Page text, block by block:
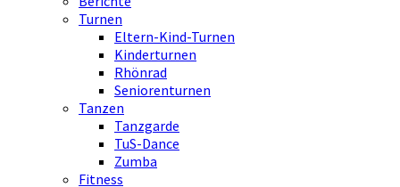
Turnen
Eltern-Kind-Turnen
Kinderturnen
Rhönrad
Seniorenturnen
Tanzen
Tanzgarde
TuS-Dance
Zumba
Fitness